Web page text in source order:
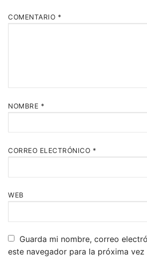
COMENTARIO *
NOMBRE *
CORREO ELECTRÓNICO *
WEB
Guarda mi nombre, correo
este navegador para la próxima vez